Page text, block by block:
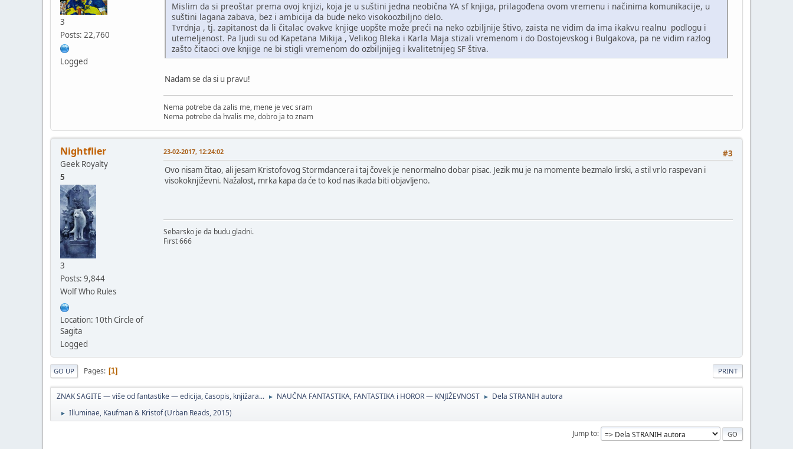
3
Posts: 22,760
Logged
Mislim da si preoštar prema ovoj knjizi, koja je u suštini jedna neobična YA sf knjiga, prilagođena ovom vremenu i načinima komunikacije, u
suštini lagana zabava, bez i ambicija da bude neko visokoozbiljno delo.
Tvrdnja , tj. zapitanost da li čitalac ovakve knjige uopšte može preći na neko ozbiljnije štivo, zaista ne vidim da ima ikakvu realnu podlogu i
utemeljenost. Pa ljudi su od Kapetana Mikija , Velikog Bleka i Karla Maja stizali vremenom i do Dostojevskog i Bulgakova, pa ne vidim razlog
zašto čitaoci ove knjige ne bi stigli vremenom do ozbiljnijeg i kvalitetnijeg SF štiva.
Nadam se da si u pravu!
Nema potrebe da zalis me, mene je vec sram
Nema potrebe da hvalis me, dobro ja to znam
Nightflier
Geek Royalty
5
3
Posts: 9,844
Wolf Who Rules
Location: 10th Circle of
Sagita
Logged
#3
23-02-2017, 12:24:02
Ovo nisam čitao, ali jesam Kristofovog Stormdancera i taj čovek je nenormalno dobar pisac. Jezik mu je na momente bezmalo lirski, a stil vrlo raspevan i
visokoknjiževni. Nažalost, mrka kapa da će to kod nas ikada biti objavljeno.
Sebarsko je da budu gladni.
First 666
PRINT
GO UP Pages 1
ZNAK SAGITE — više od fantastike — edicija, časopis, knjižara... ► NAUČNA FANTASTIKA, FANTASTIKA i HOROR — KNJIŽEVNOST ► Dela STRANIH autora
► Illuminae, Kaufman & Kristof (Urban Reads, 2015)
Jump to